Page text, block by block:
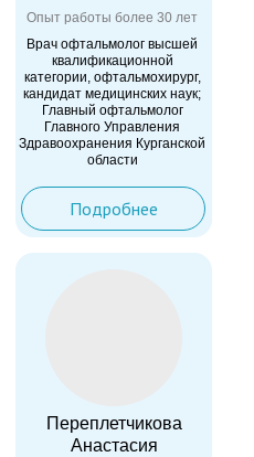
Опыт работы более 30 лет
Врач офтальмолог высшей
квалификационной
категории, офтальмохирург,
кандидат медицинских наук;
Главный офтальмолог
Главного Управления
Здравоохранения Курганской
области
Подробнее
Переплетчикова
Анастасия